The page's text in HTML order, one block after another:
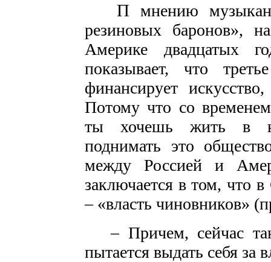
П мнению
резиновых баронов»,
Америке двадцатых
показывает, что
финансирует
Потому что со
ты хочешь жить в
поднимать это
между Россией и
заключается в том, что
– «власть чиновников»
– Причем, сейчас
пытается выдать себя за